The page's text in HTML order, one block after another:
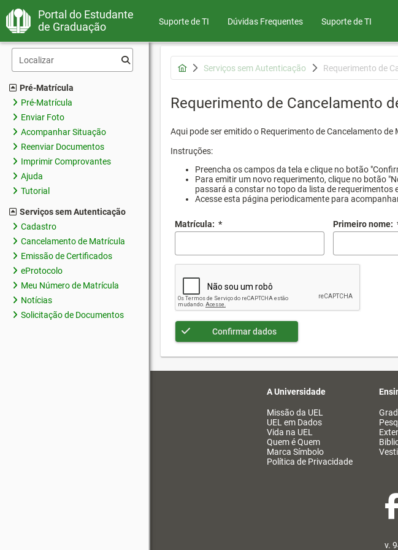
Portal do Estudante
de Graduação
Suporte de TI Dúvidas Frequentes Suporte de TI
Pré-Matrícula
Pré-Matrícula
Enviar Foto
Acompanhar Situação
Reenviar Documentos
Imprimir Comprovantes
Ajuda
Tutorial
Serviços sem Autenticação
Cadastro
Cancelamento de Matrícula
Emissão de Certificados
eProtocolo
Meu Número de Matrícula
Notícias
Solicitação de Documentos
Serviços sem Autenticação Requerimento de
Requerimento de Cancelamento
Aqui pode ser emitido o Requerimento de Cancelamento
Instruções:
Preencha os campos da tela e clique no botão
Para emitir um novo requerimento, clique no botão
passará a constar no topo da lista de requerimentos
Acesse esta página periodicamente para
Matrícula: * Primeiro nome:
Confirmar dados
A Universidade
Missão da UEL
UEL em Dados
Vida na UEL
Quem é Quem
Marca Símbolo
Política de Privacidade
v.